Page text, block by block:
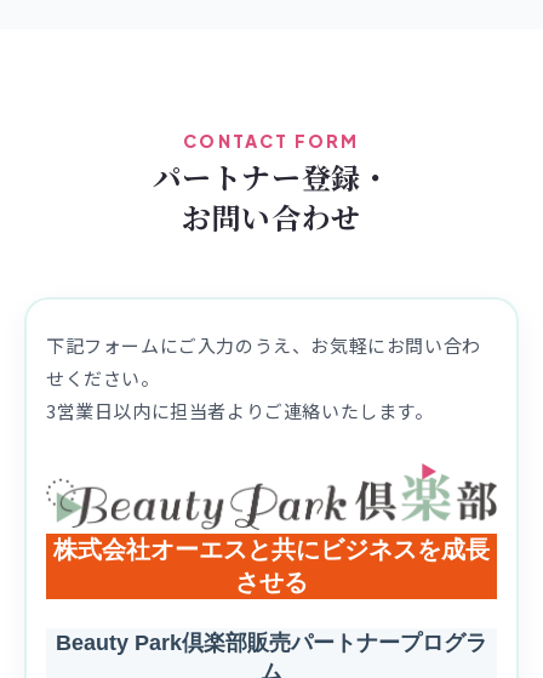
CONTACT FORM
パートナー登録・
お問い合わせ
下記フォームにご入力のうえ、お気軽にお問い合わ
せください。
3営業日以内に担当者よりご連絡いたします。